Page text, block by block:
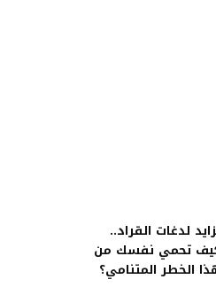
لدغات القراد..
تحمي نفسك من
الخطر المتنامي؟